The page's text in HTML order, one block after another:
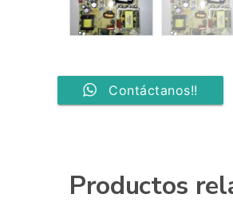
Contáctanos!!
Productos